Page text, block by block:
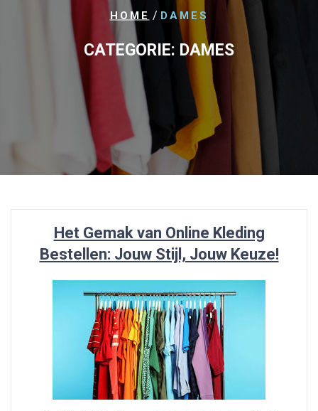
HOME / DAMES
CATEGORIE: DAMES
Het Gemak van Online Kleding
Bestellen: Jouw Stijl, Jouw Keuze!